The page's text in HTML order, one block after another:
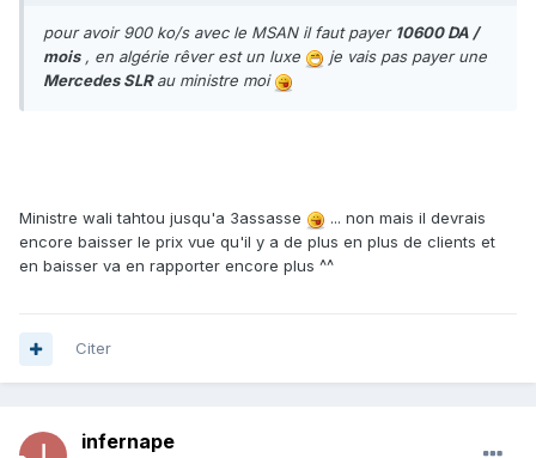
pour avoir 900 ko/s avec le MSAN il faut payer 10600 DA /
mois, en algérie rêver est un luxe
je vais pas payer une
Mercedes SLRau ministre moi
Ministre wali tahtou jusqu'a 3assasse
... non mais il devrais
encore baisser le prix vue qu'il y a de plus en plus de clients et
en baisser va en rapporter encore plus ^^
Citer
infernape